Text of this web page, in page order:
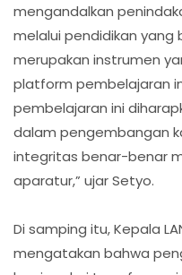
mengandalkan
melalui pendidikan yang
merupakan instrumen
platform pembelajaran
pembelajaran ini
dalam pengembangan
integritas benar-benar
aparatur,” ujar Setyo.
Di samping itu, Kepala
mengatakan bahwa